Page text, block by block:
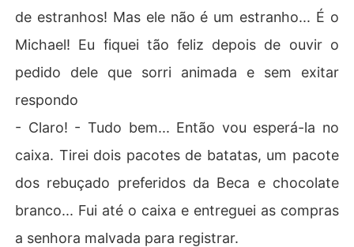
de estranhos! Mas ele não é um estranho... É o
Michael! Eu fiquei tão feliz depois de ouvir o
pedido dele que sorri animada e sem exitar
respondo
- Claro! - Tudo bem... Então vou esperá-la no
caixa. Tirei dois pacotes de batatas, um pacote
dos rebuçado preferidos da Beca e chocolate
branco... Fui até o caixa e entreguei as compras
a senhora malvada para registrar.